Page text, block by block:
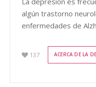
algún trastorno
enfermedades de
137 ACERCA DE LA